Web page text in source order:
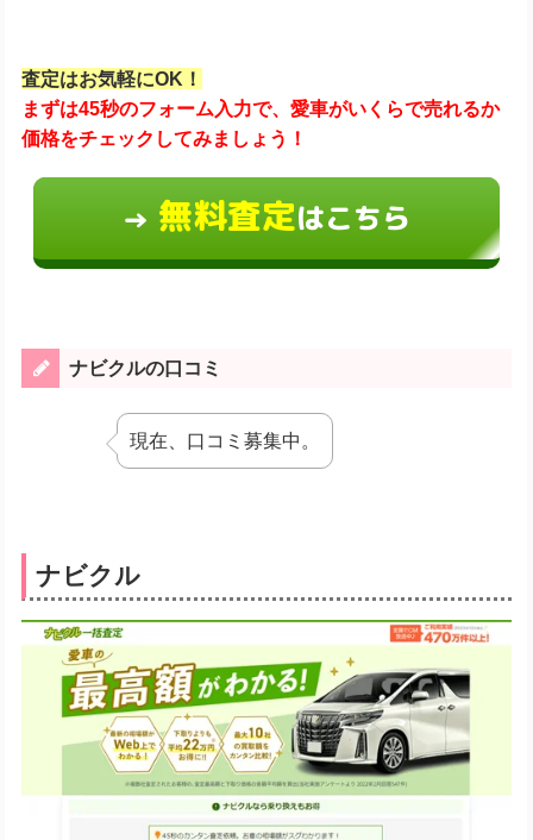
査定はお気軽にOK！
まずは45秒のフォーム入力で、愛車がいくらで売れるか
価格をチェックしてみましょう！
→ 無料査定はこちら
ナビクルの口コミ
現在、口コミ募集中。
ナビクル